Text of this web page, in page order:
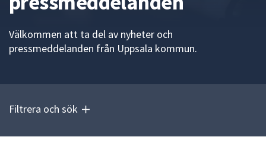
att
fältet.
piltangenterna
Välkommen att ta del av nyheter och
pressmeddelanden från Uppsala kommun.
Filtrera och sök